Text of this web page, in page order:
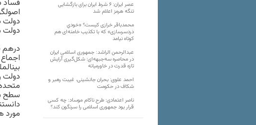
فساد
دولت
دولت
درهم
دولت
سطح
مورد
عصر ایران: ۶ شرط ایران برای بازگشایی
تنگه هرمز اعلام شد
محمدباقر خرازی کیست؟ «خودیِ
دردسرسازی» که با تکذیب خامنه‌ای هم
کوتاه نیامد
عبدالرحمن الراشد: جمهوری اسلامی ایران
در محاصره سه‌جبهه‌ای؛ شکل‌گیری آرایش
تازه قدرت در خاورمیانه
احمد علوی: بحران جانشینی، غیبت رهبر و
شکاف در حکومت
ناصر اعتمادی: طرح ناکام موساد: چه کسی
قرار بود جمهوری اسلامی را سرنگون کند؟